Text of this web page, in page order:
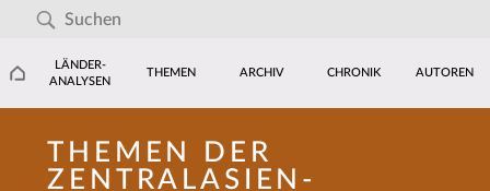
LÄNDER-
ANALYSEN
THEMEN ARCHIV CHRONIK AUTOREN
THEMEN DER
ZENTRALASIEN-